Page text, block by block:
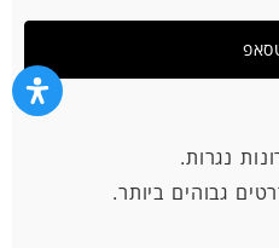
נגרות.
גבוהים ביותר.